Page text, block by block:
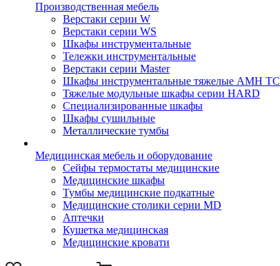
Производственная мебель
Верстаки серии W
Верстаки серии WS
Шкафы инструментальные
Тележки инструментальные
Верстаки серии Master
Шкафы инструментальные тяжелые AMH TC
Тяжелые модульные шкафы серии HARD
Cпециализированные шкафы
Шкафы сушильные
Металлические тумбы
Медицинская мебель и оборудование
Сейфы термостаты медицинские
Медицинские шкафы
Тумбы медицинские подкатные
Медицинские столики серии MD
Аптечки
Кушетка медицинская
Медицинские кровати